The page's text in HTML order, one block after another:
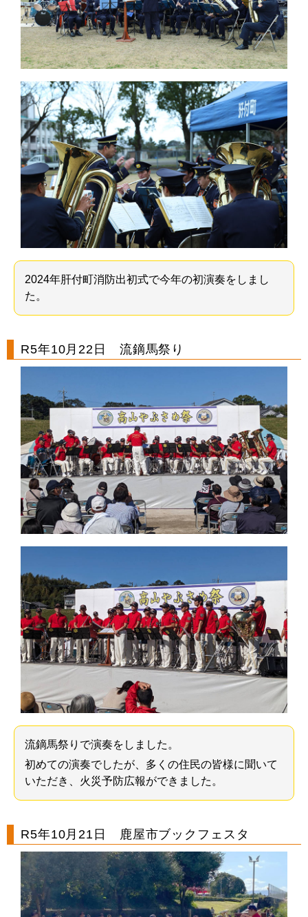
2024年肝付町消防出初式で今年の初演奏をしまし
た。
R5年10月22日 流鏑馬祭り
流鏑馬祭りで演奏をしました。
初めての演奏でしたが、多くの住民の皆様に聞いて
いただき、火災予防広報ができました。
R5年10月21日 鹿屋市ブックフェスタ